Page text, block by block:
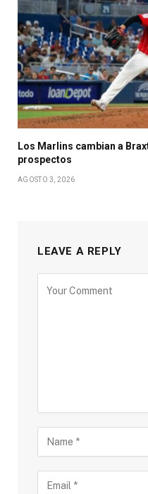
Los Marlins cambian a
prospectos
AGOSTO 3, 2026
LEAVE A REPLY